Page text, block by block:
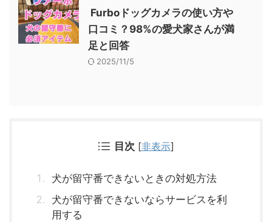
Furboドッグカメラの使い方や
口コミ？98%の愛犬家さんが満
足と回答
2025/11/5
目次 [非表示]
犬が留守番できないときの対処方法
犬が留守番できないならサービスを利
用する